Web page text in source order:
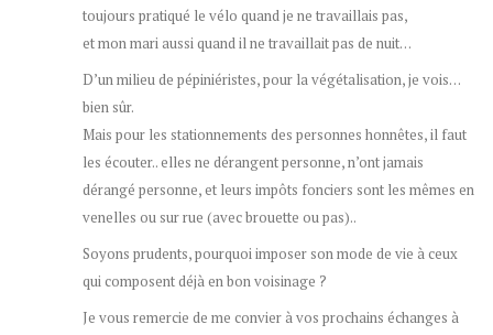
toujours pratiqué le vélo quand je ne travaillais pas,
et mon mari aussi quand il ne travaillait pas de nuit…
D’un milieu de pépiniéristes, pour la végétalisation, je vois…
bien sûr.
Mais pour les stationnements des personnes honnêtes, il faut
les écouter.. elles ne dérangent personne, n’ont jamais
dérangé personne, et leurs impôts fonciers sont les mêmes en
venelles ou sur rue (avec brouette ou pas)..
Soyons prudents, pourquoi imposer son mode de vie à ceux
qui composent déjà en bon voisinage ?
Je vous remercie de me convier à vos prochains échanges à